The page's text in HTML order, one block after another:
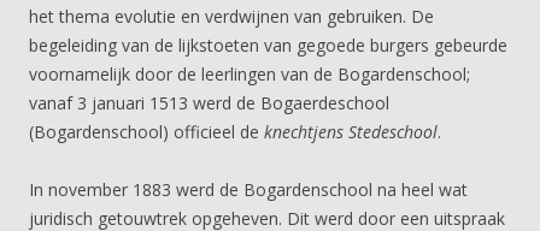
het thema evolutie en verdwijnen van gebruiken. De
begeleiding van de lijkstoeten van gegoede burgers gebeurde
voornamelijk door de leerlingen van de Bogardenschool;
vanaf 3 januari 1513 werd de Bogaerdeschool
(Bogardenschool) officieel de knechtjens Stedeschool.
In november 1883 werd de Bogardenschool na heel wat
juridisch getouwtrek opgeheven. Dit werd door een uitspraak